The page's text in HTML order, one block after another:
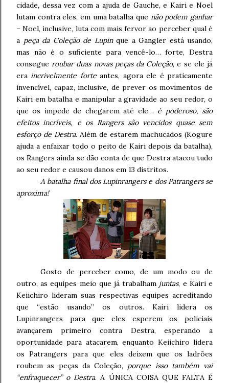
cidade, dessa vez com a ajuda de Gauche, e Kairi e Noel
lutam contra eles, em uma batalha que não podem ganhar
– Noel, inclusive, luta com mais fervor ao perceber qual é
a peça da Coleção de Lupinque a Gangler está usando,
mas não é o suficiente para vencê-lo… forte, Destra
consegueroubar duas novas peças da Coleção, e se ele já
eraincrivelmente forteantes, agora ele é praticamente
invencível, capaz, inclusive, de prever os movimentos de
Kairi em batalha e manipular a gravidade ao seu redor, o
que os impede de chegarem até ele… é poderoso, são
efeitos incríveis, e os Rangers são vencidos quase sem
esforço de Destra. Além de estarem machucados (Kogure
ajuda a enfaixar todo o peito de Kairi depois da batalha),
os Rangers ainda se dão conta de que Destra atacou tudo
ao seu redor e causou danos em 13 distritos.
A batalha final dos Lupinrangers e dos Patrangers se
aproxima!
Gosto de perceber como, de um modo ou de
outro, as equipes meio que já trabalham juntas, e Kairi e
Keiichiro lideram suas respectivas equipes acreditando
que “estão usando” os outros. Kairi lidera os
Lupinrangers para que eles esperem os policiais
avançarem primeiro contra Destra, esperando a
oportunidade para atacarem, enquanto Keiichiro lidera
os Patrangers para que eles deixem que os ladrões
roubem as peças da Coleção, porque isso também vai
“enfraquecer” o Destra. A ÚNICA COISA QUE FALTA É